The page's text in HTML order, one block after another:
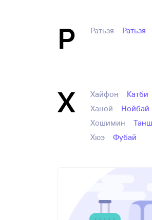
Р Ратьзя Ратьзя
Х Хайфон
Катби
Ханой
Нойбай
Хошимин
Хюэ
Фубай